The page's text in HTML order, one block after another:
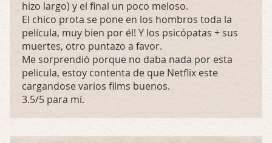
hizo largo) y el final un poco meloso.
El chico prota se pone en los hombros toda la
película, muy bien por él! Y los psicópatas + sus
muertes, otro puntazo a favor.
Me sorprendió porque no daba nada por esta
pelicula, estoy contenta de que Netflix este
cargandose varios films buenos.
3.5/5 para mí.